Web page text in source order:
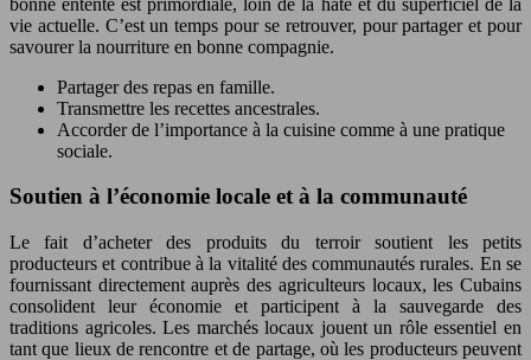
vie actuelle. C’est un temps pour se retrouver, pour partager et pour
savourer la nourriture en bonne compagnie.
Partager des repas en famille.
Transmettre les recettes ancestrales.
Accorder de l’importance à la cuisine comme à une pratique
sociale.
Soutien à l’économie locale et à la communauté
Le fait d’acheter des produits du terroir soutient les petits
producteurs et contribue à la vitalité des communautés rurales. En se
fournissant directement auprès des agriculteurs locaux, les Cubains
consolident leur économie et participent à la sauvegarde des
traditions agricoles. Les marchés locaux jouent un rôle essentiel en
tant que lieux de rencontre et de partage, où les producteurs peuvent